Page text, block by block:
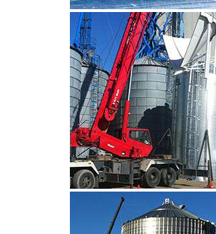
CLIQUEZ POUR
CLIQUEZ POUR